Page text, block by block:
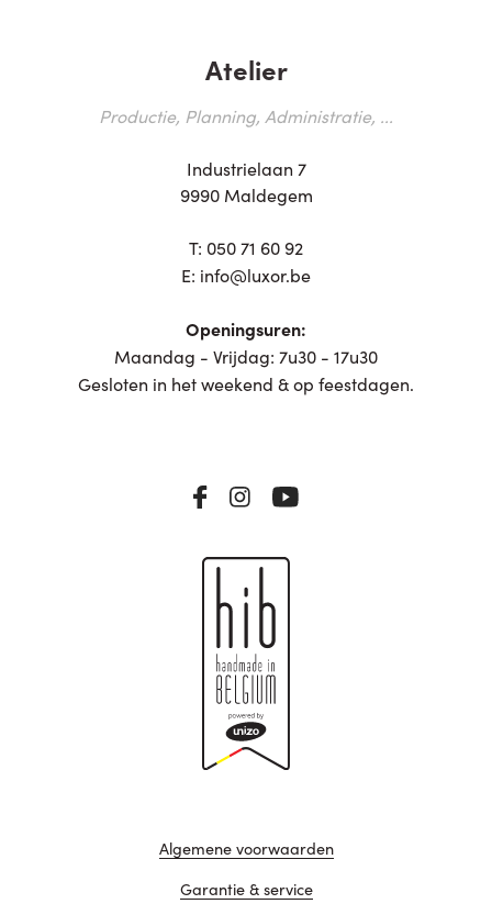
Atelier
Productie, Planning, Administratie, ...
Industrielaan 7
9990 Maldegem
T: 050 71 60 92
E: info@luxor.be
Openingsuren:
Maandag - Vrijdag: 7u30 - 17u30
Gesloten in het weekend & op feestdagen.
Algemene voorwaarden
Garantie & service